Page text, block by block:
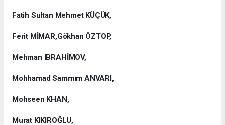
Fatih Sultan Mehmet KÜÇÜK,
Ferit MİMAR,Gökhan ÖZTOP,
Mehman IBRAHİMOV,
Mohhamad Sammım ANVARI,
Mohseen KHAN,
Murat KIKIROĞLU,